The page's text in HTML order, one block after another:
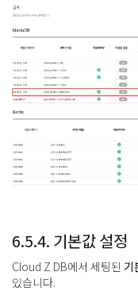
6.5.4. 기본값 설정
Cloud Z DB에서 세팅된 기
있습니다.